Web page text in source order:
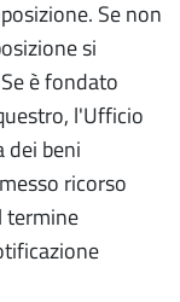
Se non
si
è fondato
l'Ufficio
dei beni
ricorso
termine